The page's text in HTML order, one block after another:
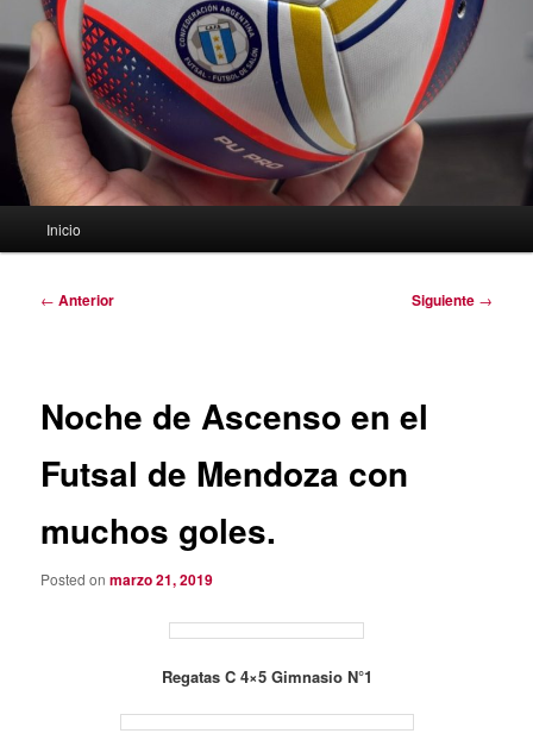
Inicio
Navegación
← Anterior Siguiente →
Noche de Ascenso en el
Futsal de Mendoza con
muchos goles.
Posted onmarzo 21, 2019
Regatas C 4×5 Gimnasio N°1